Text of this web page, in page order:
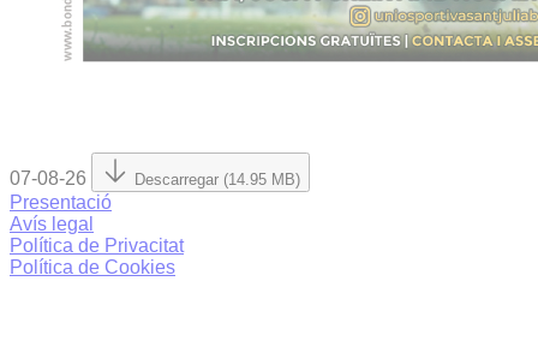
07-08-26 Descarregar (14.95 MB)
Presentació
Avís legal
Política de Privacitat
Política de Cookies